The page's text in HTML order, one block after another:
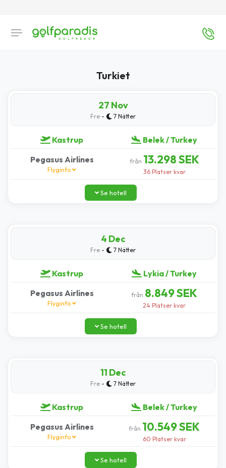
Turkiet
27 Nov
Fre - 7 Nätter
Kastrup
Belek / Turkey
Pegasus Airlines
Flyginfo
från 13.298 SEK
36 Platser kvar
Se hotell
4 Dec
Fre - 7 Nätter
Kastrup
Lykia / Turkey
Pegasus Airlines
Flyginfo
från 8.849 SEK
24 Platser kvar
Se hotell
11 Dec
Fre - 7 Nätter
Kastrup
Belek / Turkey
Pegasus Airlines
Flyginfo
från 10.549 SEK
60 Platser kvar
Se hotell